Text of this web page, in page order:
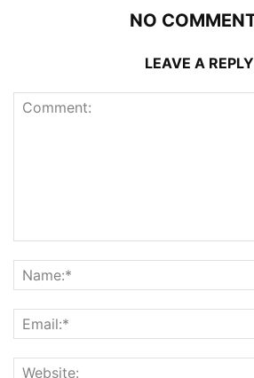
NO
LEAVE A REPLY